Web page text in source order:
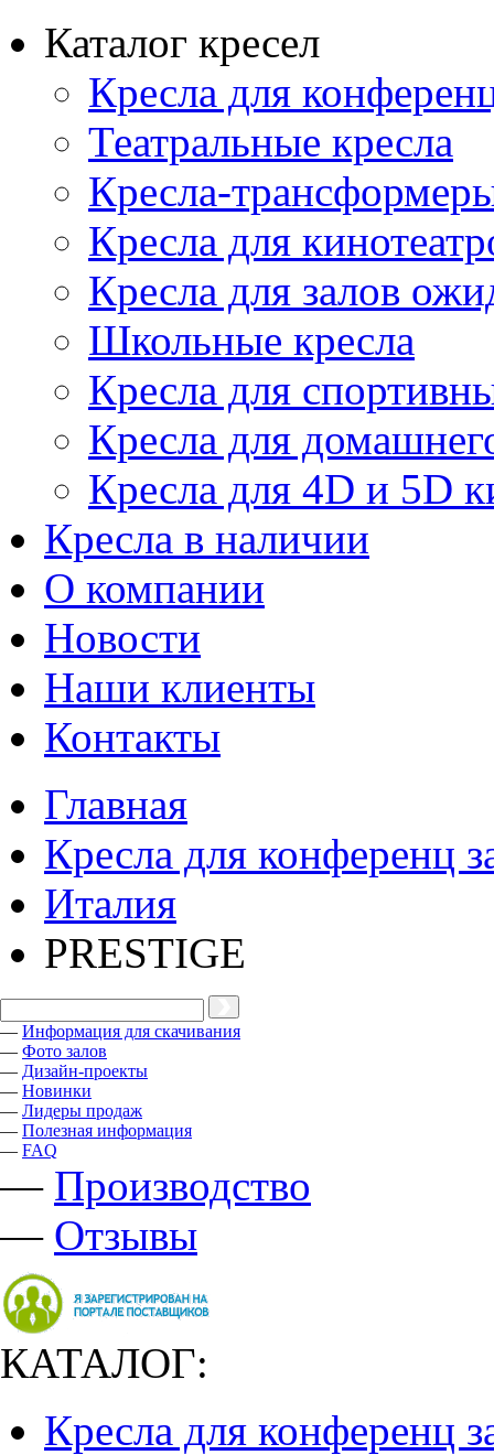
Каталог кресел
Кресла для
Театральные кресла
Кресла-
Кресла для
Кресла для залов
Школьные кресла
Кресла для
Кресла для
Кресла для 4D и 5D
Кресла в наличии
О компании
Новости
Наши клиенты
Контакты
Главная
Кресла для конференц
Италия
PRESTIGE
— Информация для скачивания
— Фото залов
— Дизайн-проекты
— Новинки
— Лидеры продаж
— Полезная информация
— FAQ
— Производство
— Отзывы
КАТАЛОГ:
Кресла для конференц